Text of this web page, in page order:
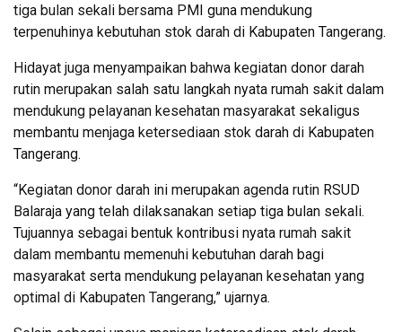
tiga bulan sekali bersama PMI guna mendukung
terpenuhinya kebutuhan stok darah di Kabupaten Tangerang.
Hidayat juga menyampaikan bahwa kegiatan donor darah
rutin merupakan salah satu langkah nyata rumah sakit dalam
mendukung pelayanan kesehatan masyarakat sekaligus
membantu menjaga ketersediaan stok darah di Kabupaten
Tangerang.
“Kegiatan donor darah ini merupakan agenda rutin RSUD
Balaraja yang telah dilaksanakan setiap tiga bulan sekali.
Tujuannya sebagai bentuk kontribusi nyata rumah sakit
dalam membantu memenuhi kebutuhan darah bagi
masyarakat serta mendukung pelayanan kesehatan yang
optimal di Kabupaten Tangerang,” ujarnya.